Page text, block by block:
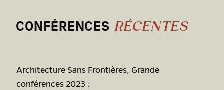
CONFÉRENCES RÉCENTES
Architecture Sans Frontières, Grande
conférences 2023 :